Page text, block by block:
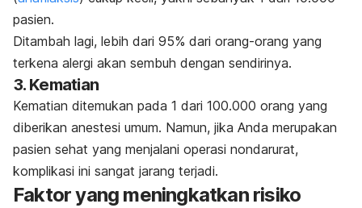
pasien.
Ditambah lagi, lebih dari 95% dari orang-orang yang
terkena alergi akan sembuh dengan sendirinya.
3. Kematian
Kematian ditemukan pada 1 dari 100.000 orang yang
diberikan anestesi umum. Namun, jika Anda merupakan
pasien sehat yang menjalani operasi nondarurat,
komplikasi ini sangat jarang terjadi.
Faktor yang meningkatkan risiko